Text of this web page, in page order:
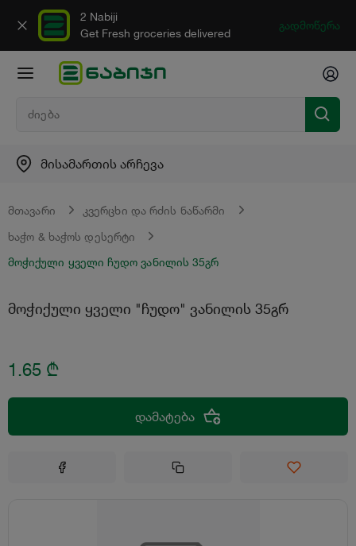
2 Nabiji
Get Fresh groceries delivered
გადმოწერა
მისამართის არჩევა
მთავარი კვერცხი და რძის ნაწარმი
ხაჭო & ხაჭოს დესერტი
მოჭიქული ყველი ჩუდო ვანილის 35გრ
მოჭიქული ყველი "ჩუდო" ვანილის 35გრ
1.65 ₾
დამატება